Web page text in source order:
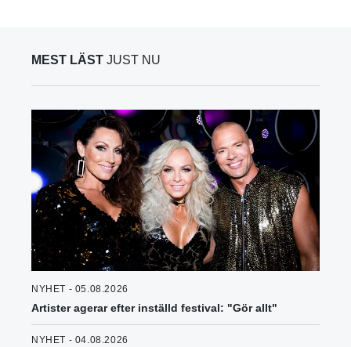
MEST LÄST JUST NU
NYHET - 05.08.2026
Artister agerar efter inställd festival: "Gör allt"
NYHET - 04.08.2026